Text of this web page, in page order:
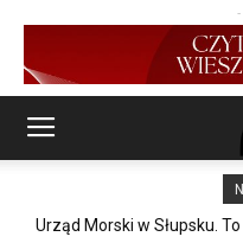
Urząd Morski w Słupsku.
Popołudnie przed